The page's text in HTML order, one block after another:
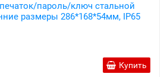
пароль/ключ стальной
размеры 286*168*54мм, IP65
Купить